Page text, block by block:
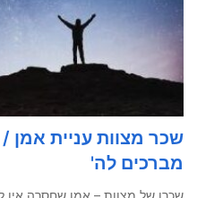
שכר מצוות עניית אמן /
מברכים לה'